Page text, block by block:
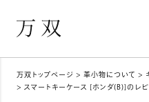
万双トップページ 革小物について
スマートキーケース [ホンダ(B)]のレビ